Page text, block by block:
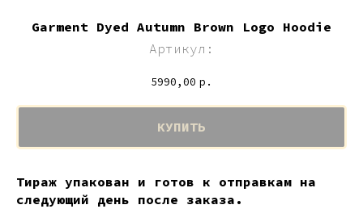
Garment Dyed Autumn Brown Logo Hoodie
Артикул:
5990,00 р.
КУПИТЬ
Тираж упакован и готов к отправкам на
следующий день после заказа.